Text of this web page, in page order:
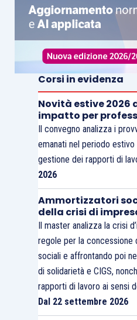
Corsi in evidenza
Novità estive 2026
impatto per
Il convegno analizza i
emanati nel periodo
gestione dei rapporti di
2026
Ammortizzatori
della crisi di
Il master analizza la crisi
regole per la
sociali e affrontando poi
di solidarietà e CIGS,
rapporti di lavoro ai sensi
Dal 22 settembre 2026